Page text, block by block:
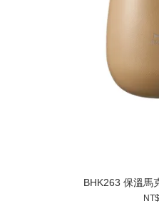
BHK263 保溫馬